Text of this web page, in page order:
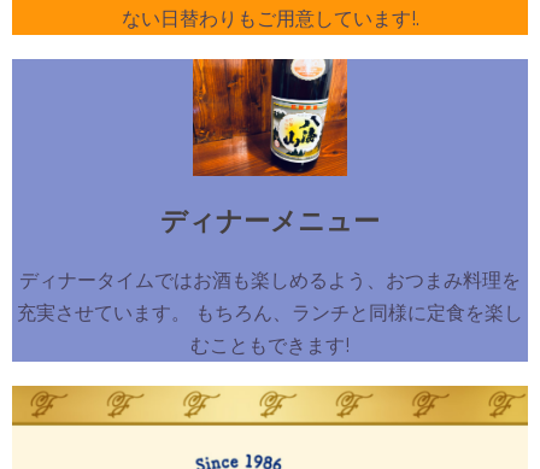
ない日替わりもご用意しています!.
ディナーメニュー
ディナータイムではお酒も楽しめるよう、おつまみ料理を
充実させています。 もちろん、ランチと同様に定食を楽し
むこともできます!